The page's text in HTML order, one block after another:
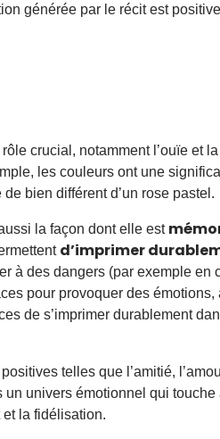
générée par le récit est
crucial, notamment l’ouïe et
les couleurs ont une
bien différent d’un rose pastel.
la façon dont elle est
d’imprimer
à des dangers (par exemple en
pour provoquer des émotions,
de s’imprimer durablement
telles que l’amitié,
un univers émotionnel qui
la fidélisation.